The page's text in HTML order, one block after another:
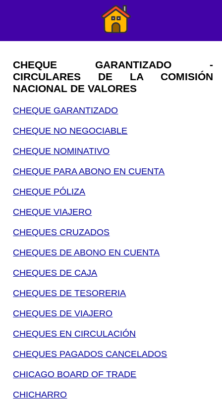
CHEQUE GARANTIZADO -
CIRCULARES DE LA COMISIÓN
NACIONAL DE VALORES
CHEQUE GARANTIZADO
CHEQUE NO NEGOCIABLE
CHEQUE NOMINATIVO
CHEQUE PARA ABONO EN CUENTA
CHEQUE PÓLIZA
CHEQUE VIAJERO
CHEQUES CRUZADOS
CHEQUES DE ABONO EN CUENTA
CHEQUES DE CAJA
CHEQUES DE TESORERIA
CHEQUES DE VIAJERO
CHEQUES EN CIRCULACIÓN
CHEQUES PAGADOS CANCELADOS
CHICAGO BOARD OF TRADE
CHICHARRO